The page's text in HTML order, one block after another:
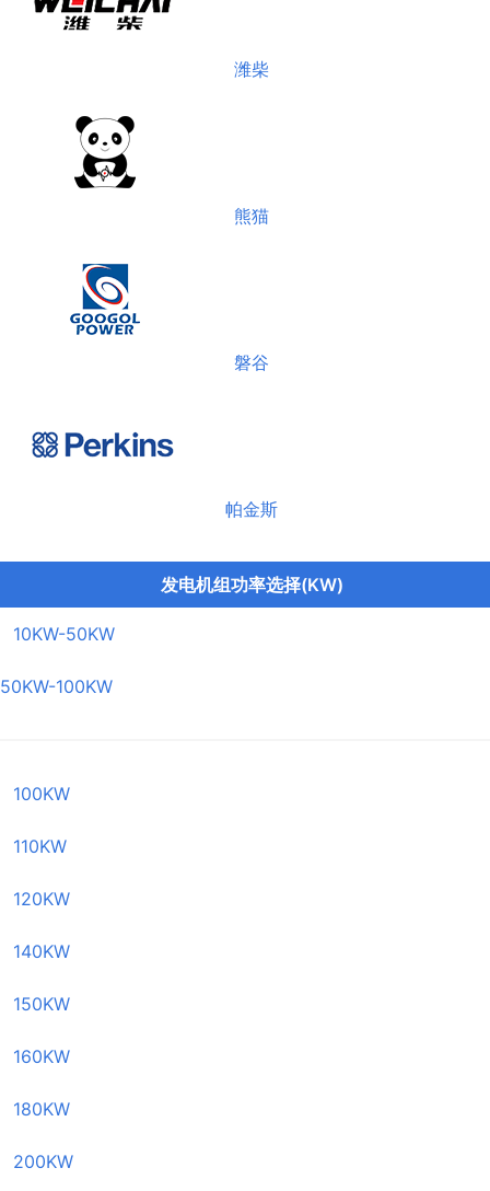
潍柴
熊猫
磐谷
帕金斯
发电机组功率选择(KW)
10KW-50KW
50KW-100KW
100KW
110KW
120KW
140KW
150KW
160KW
180KW
200KW